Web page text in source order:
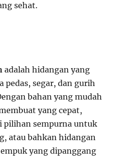
sehat.
adalah hidangan yang
pedas, segar, dan gurih
bahan yang mudah
yang cepat,
pilihan sempurna untuk
atau bahkan hidangan
yang dipanggang